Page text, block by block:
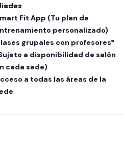
Fit App (Tu plan de
personalizado)
grupales con profesores*
a disponibilidad de salón
cada sede)
a todas las áreas de la